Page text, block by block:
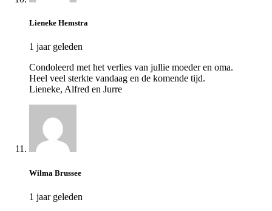
Lieneke Hemstra
1 jaar geleden
Condoleerd met het verlies van jullie moeder en oma.
Heel veel sterkte vandaag en de komende tijd.
Lieneke, Alfred en Jurre
Wilma Brussee
1 jaar geleden